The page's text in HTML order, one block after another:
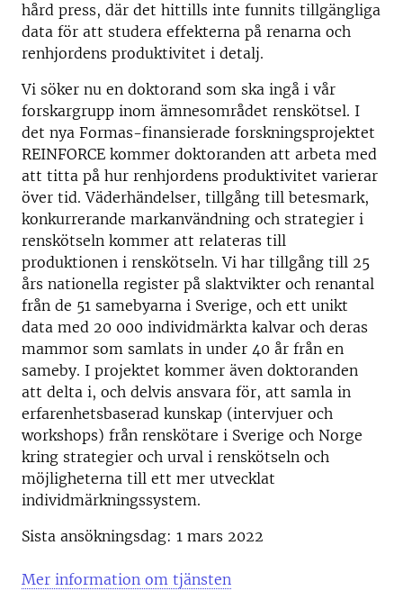
hård press, där det hittills inte funnits tillgängliga
data för att studera effekterna på renarna och
renhjordens produktivitet i detalj.
Vi söker nu en doktorand som ska ingå i vår
forskargrupp inom ämnesområdet renskötsel. I
det nya Formas-finansierade forskningsprojektet
REINFORCE kommer doktoranden att arbeta med
att titta på hur renhjordens produktivitet varierar
över tid. Väderhändelser, tillgång till betesmark,
konkurrerande markanvändning och strategier i
renskötseln kommer att relateras till
produktionen i renskötseln. Vi har tillgång till 25
års nationella register på slaktvikter och renantal
från de 51 samebyarna i Sverige, och ett unikt
data med 20 000 individmärkta kalvar och deras
mammor som samlats in under 40 år från en
sameby. I projektet kommer även doktoranden
att delta i, och delvis ansvara för, att samla in
erfarenhetsbaserad kunskap (intervjuer och
workshops) från renskötare i Sverige och Norge
kring strategier och urval i renskötseln och
möjligheterna till ett mer utvecklat
individmärkningssystem.
Sista ansökningsdag: 1 mars 2022
Mer information om tjänsten